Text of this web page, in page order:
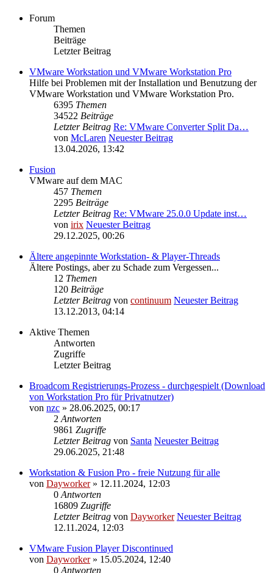
Forum
Themen
Beiträge
Letzter Beitrag
VMware Workstation und VMware Workstation Pro
Hilfe bei Problemen mit der Installation und Benutzung der
VMware Workstation und VMware Workstation Pro.
6395 Themen
34522 Beiträge
Letzter Beitrag Re: VMware Converter Split Da…
von McLaren Neuester Beitrag
13.04.2026, 13:42
Fusion
VMware auf dem MAC
457 Themen
2295 Beiträge
Letzter Beitrag Re: VMware 25.0.0 Update inst…
von irix Neuester Beitrag
29.12.2025, 00:26
Ältere angepinnte Workstation- & Player-Threads
Ältere Postings, aber zu Schade zum Vergessen...
12 Themen
120 Beiträge
Letzter Beitrag von continuum Neuester Beitrag
13.12.2013, 04:14
Aktive Themen
Antworten
Zugriffe
Letzter Beitrag
Broadcom Registrierungs-Prozess - durchgespielt (Download
von Workstation Pro für Privatnutzer)
von nzc » 28.06.2025, 00:17
2 Antworten
9861 Zugriffe
Letzter Beitrag von Santa Neuester Beitrag
29.06.2025, 21:48
Workstation & Fusion Pro - freie Nutzung für alle
von Dayworker» 12.11.2024, 12:03
0 Antworten
16809 Zugriffe
Letzter Beitrag von Dayworker Neuester Beitrag
12.11.2024, 12:03
VMware Fusion Player Discontinued
von Dayworker» 15.05.2024, 12:40
0 Antworten